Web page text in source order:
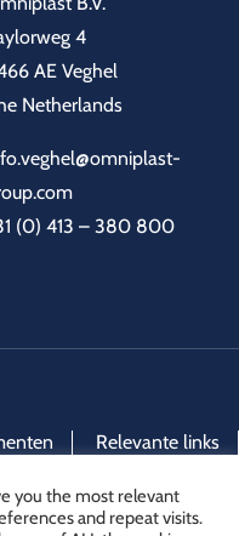
4
AE Veghel
Netherlands
(0) 413 – 380 800
Relevante links
you the most relevant
and repeat visits.